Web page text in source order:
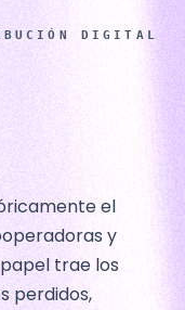
DIGITAL
el
y
trae los
perdidos,